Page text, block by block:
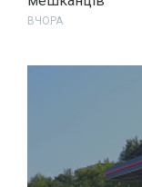
ВЧОРА